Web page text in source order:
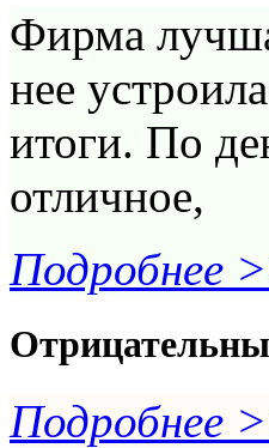
Фирма
нее
итоги. По
отличное,
Подробнее
Подробнее